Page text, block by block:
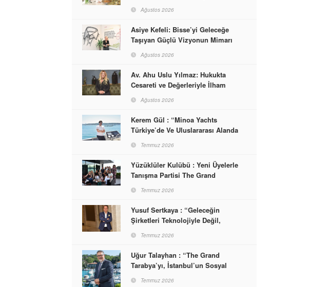
Başarabileceğinin En Güzel
Örneğini Sunuyor
Ağustos 2026
Asiye Kefeli: Bisse’yi Geleceğe
Taşıyan Güçlü Vizyonun Mimarı
Ağustos 2026
Av. Ahu Uslu Yılmaz: Hukukta
Cesareti ve Değerleriyle İlham
Ağustos 2026
Kerem Gül : “Minoa Yachts
Türkiye’de Ve Uluslararası Alanda
Markası Olacak”
Temmuz 2026
Yüzüklüler Kulübü : Yeni Üyelerle
Tanışma Partisi The Grand
Temmuz 2026
Yusuf Sertkaya : “Geleceğin
Şirketleri Teknolojiyle Değil,
Temmuz 2026
Uğur Talayhan : “The Grand
Tarabya’yı, İstanbul’un Sosyal
Temmuz 2026